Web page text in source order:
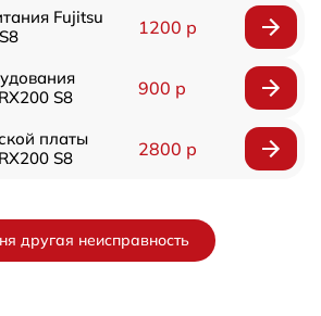
Fujitsu
1200 р
S8
900 р
платы
S8
2800 р
другая неисправность